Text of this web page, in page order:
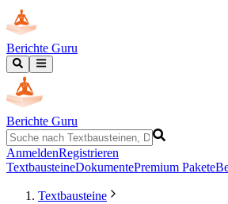
Berichte Guru
Berichte Guru
AnmeldenRegistrieren
TextbausteineDokumentePremium Pakete
Textbausteine